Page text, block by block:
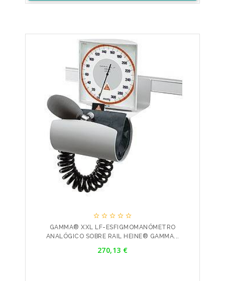
    
GAMMA® XXL LF-ESFIGMOMANÓMETRO
ANALÓGICO SOBRE RAIL HEINE® GAMMA...
270,13 €